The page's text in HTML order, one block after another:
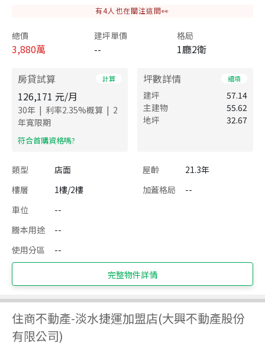
有4人也在關注這間👀
總價
3,880萬
建坪單價
--
格局
1廳2衛
房貸試算 計算
126,171 元/月
30年 | 利率2.35%概算 | 2
年寬限期
​符合首購資格嗎?
坪數詳情 細項
建坪
57.14
主建物
55.62
地坪
32.67
類型 店面 屋齡
21.3年
樓層
1樓/2樓 加蓋格局
--
車位
--
謄本用途
--
使用分區
--
完整物件詳情
住商不動產-淡水捷運加盟店(大興不動產股份
有限公司)